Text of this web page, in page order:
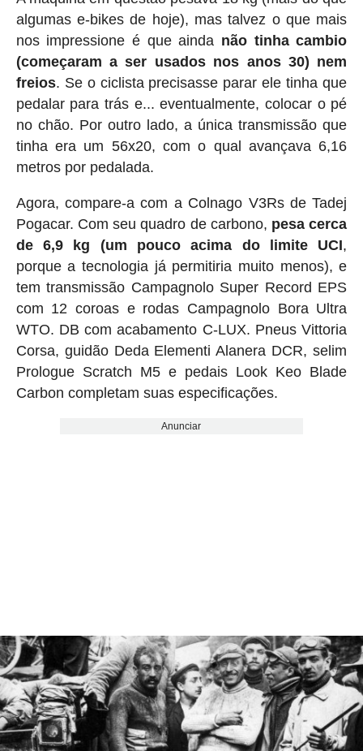
algumas e-bikes de hoje), mas talvez o que mais
nos impressione é que ainda não tinha cambio
(começaram a ser usados nos anos 30) nem
freios. Se o ciclista precisasse parar ele tinha que
pedalar para trás e... eventualmente, colocar o pé
no chão. Por outro lado, a única transmissão que
tinha era um 56x20, com o qual avançava 6,16
metros por pedalada.
Agora, compare-a com a Colnago V3Rs de Tadej
Pogacar. Com seu quadro de carbono, pesa cerca
de 6,9 ​​kg (um pouco acima do limite UCI,
porque a tecnologia já permitiria muito menos), e
tem transmissão Campagnolo Super Record EPS
com 12 coroas e rodas Campagnolo Bora Ultra
WTO. DB com acabamento C-LUX. Pneus Vittoria
Corsa, guidão Deda Elementi Alanera DCR, selim
Prologue Scratch M5 e pedais Look Keo Blade
Carbon completam suas especificações.
Anunciar